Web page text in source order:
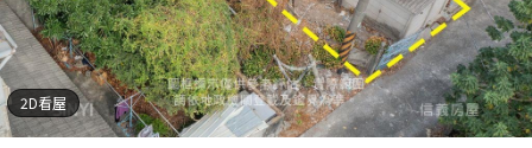
2D看屋